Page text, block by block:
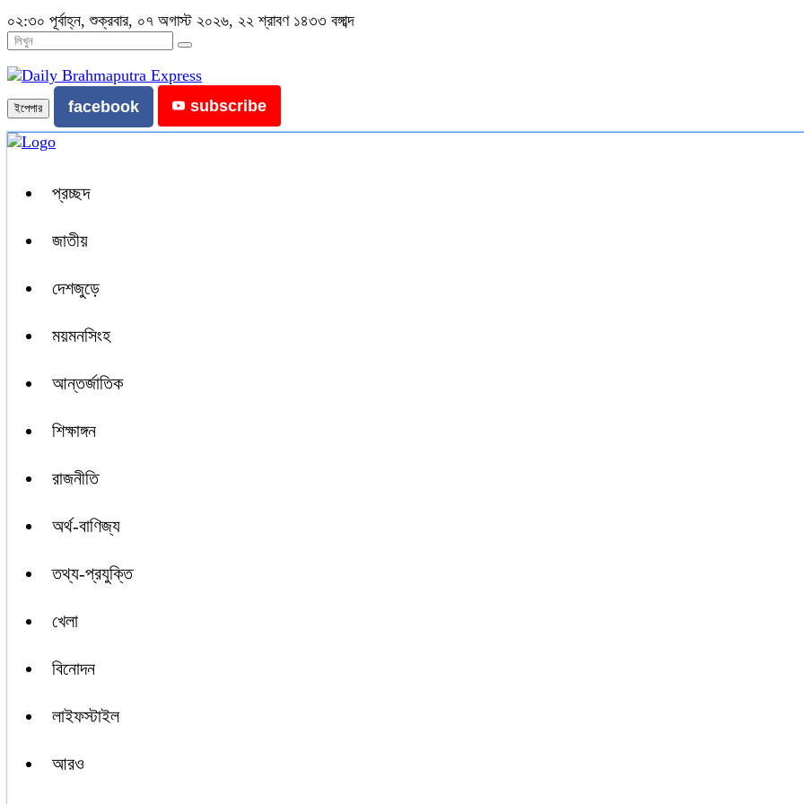
০২:৩০ পূর্বাহ্ন, শুক্রবার, ০৭ অগাস্ট ২০২৬, ২২ শ্রাবণ ১৪৩৩ বঙ্গাব্দ
ইপেপার facebook subscribe
প্রচ্ছদ
জাতীয়
দেশজুড়ে
ময়মনসিংহ
আন্তর্জাতিক
শিক্ষাঙ্গন
রাজনীতি
অর্থ-বাণিজ্য
তথ্য-প্রযুক্তি
খেলা
বিনোদন
লাইফস্টাইল
আরও